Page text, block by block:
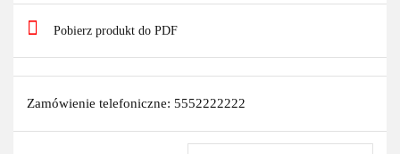
Pobierz produkt do PDF
Zamówienie telefoniczne: 5552222222